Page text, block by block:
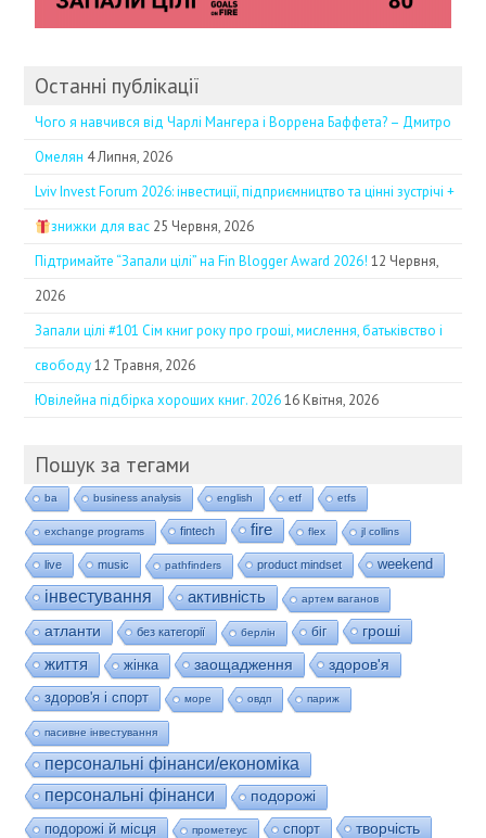
Останні публікації
Чого я навчився від Чарлі Мангера і Воррена Баффета? – Дмитро
Омелян 4 Липня, 2026
Lviv Invest Forum 2026: інвестиції, підприємництво та цінні зустрічі +
знижки для вас 25 Червня, 2026
Підтримайте “Запали цілі” на Fin Blogger Award 2026! 12 Червня,
2026
Запали цілі #101 Сім книг року про гроші, мислення, батьківство і
свободу 12 Травня, 2026
Ювілейна підбірка хороших книг. 2026 16 Квітня, 2026
Пошук за тегами
ba business analysis english etf etfs
exchange programs fintech fire flex jl collins
live music pathfinders product mindset weekend
інвестування активність артем ваганов
атланти без категорії берлін біг гроші
життя жінка заощадження здоров'я
здоров'я і спорт море овдп париж
пасивне інвестування
персональні фінанси/економіка
персональні фінанси
подорожі
подорожі й місця
прометеус спорт
творчість